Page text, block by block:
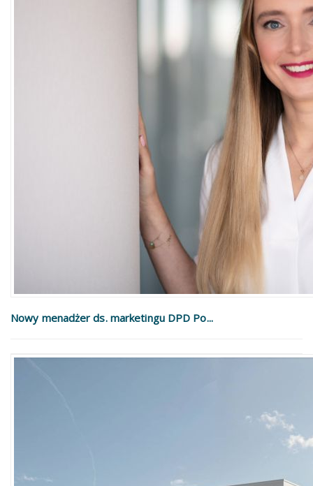
Nowy menadżer ds. marketingu DPD Po...